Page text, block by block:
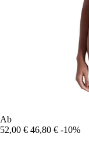
Ab
52,00 € 46,80 € -10%